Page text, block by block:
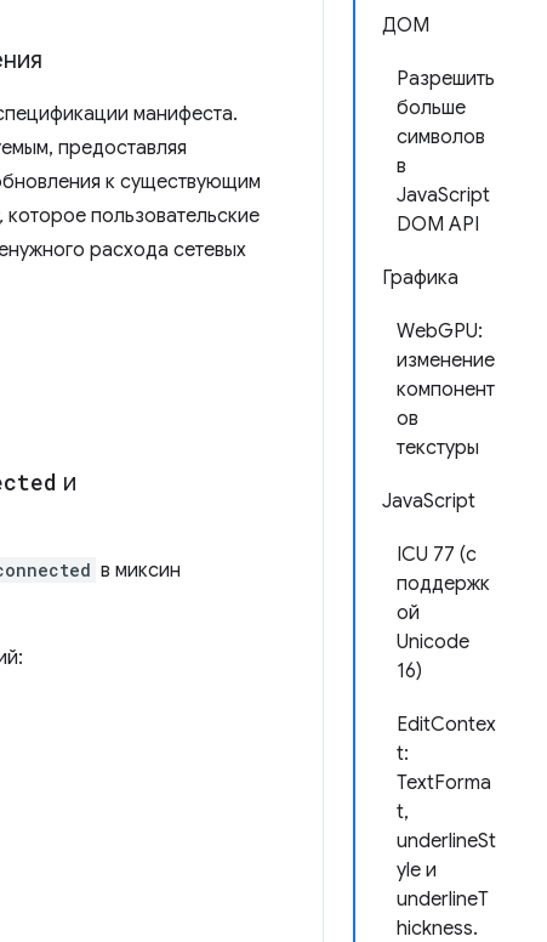
ДОМ
Разрешить
больше
символов
в
JavaScript
DOM API
Графика
WebGPU:
изменение
компонент
ов
текстуры
JavaScript
ICU 77 (с
поддержк
ой
Unicode
16)
EditContex
t:
TextForma
t,
underlineSt
yle и
underlineT
hickness.
манифеста.
предоставляя
к существующим
которое пользовательские
расхода сетевых
и
в миксин